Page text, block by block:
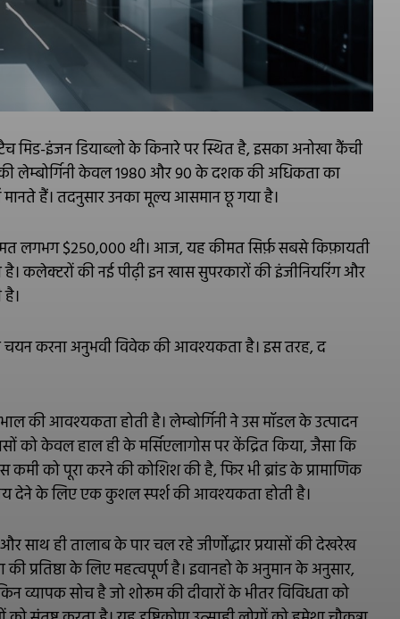
मिड-इंजन डियाब्लो के किनारे पर स्थित है, इसका अनोखा कैंची
लेम्बोर्गिनी केवल 1980 और 90 के दशक की अधिकता का
मानते हैं। तदनुसार उनका मूल्य आसमान छू गया है।
लगभग $250,000 थी। आज, यह कीमत सिर्फ़ सबसे किफ़ायती
कलेक्टरों की नई पीढ़ी इन खास सुपरकारों की इंजीनियरिंग और
करना अनुभवी विवेक की आवश्यकता है। इस तरह, द
की आवश्यकता होती है। लेम्बोर्गिनी ने उस मॉडल के उत्पादन
को केवल हाल ही के मर्सिएलागोस पर केंद्रित किया, जैसा कि
कमी को पूरा करने की कोशिश की है, फिर भी ब्रांड के प्रामाणिक
देने के लिए एक कुशल स्पर्श की आवश्यकता होती है।
साथ ही तालाब के पार चल रहे जीर्णोद्धार प्रयासों की देखरेख
प्रतिष्ठा के लिए महत्वपूर्ण है। इवानहो के अनुमान के अनुसार,
व्यापक सोच है जो शोरूम की दीवारों के भीतर विविधता को